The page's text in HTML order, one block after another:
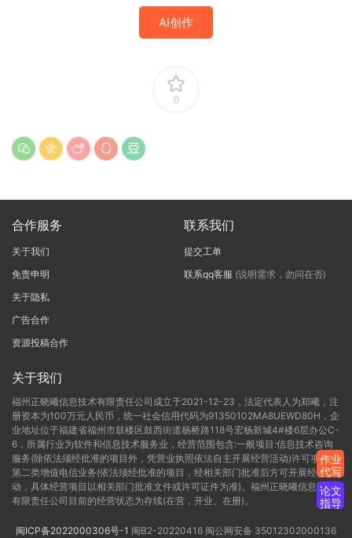
AI创作
0
合作服务
关于我们
免责申明
关于隐私
广告合作
资源投稿合作
联系我们
提交工单
联系qq客服 (说明需求，勿问在否)
关于我们
福州正晓曦信息技术有限责任公司成立于2021-12-23，法定代表人为郑曦，注
册资本为100万元人民币，统一社会信用代码为91350102MA8UEWD80H，企
业地址位于福建省福州市鼓楼区鼓西街道杨桥路118号宏杨新城4#楼6层办公C-
6，所属行业为软件和信息技术服务业，经营范围包含:一般项目:信息技术咨询
服务(除依法须经批准的项目外，凭营业执照依法自主开展经营活动)许可项目:
第二类增值电信业务(依法须经批准的项目，经相关部门批准后方可开展经营活
动，具体经营项目以相关部门批准文件或许可证件为准)。福州正晓曦信息技术
有限责任公司目前的经营状态为存续(在营，开业、在册)。
闽ICP备2022000306号-1 闽B2-20220416 闽公网安备 35012302000136
作业
代写
论文
指导